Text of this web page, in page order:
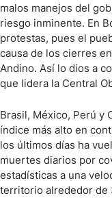
malos manejos del
riesgo inminente. En
protestas, pues el
causa de los cierres
Andino. Así lo dios a
que lidera la Central
Brasil, México, Perú y
índice más alto en
los últimos días ha
muertes diarios por
estadísticas a una
territorio alrededor de